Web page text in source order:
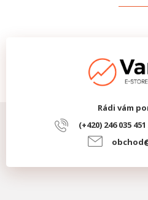
Rádi vám
(+420) 246 035